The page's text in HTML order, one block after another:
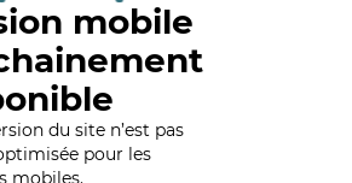
mobile
du site n’est pas
pour les
mobiles.